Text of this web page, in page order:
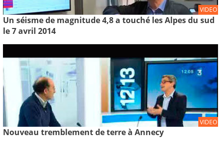
VIDEO
Un séisme de magnitude 4,8 a touché les Alpes du sud
le 7 avril 2014
VIDEO
Nouveau tremblement de terre à Annecy